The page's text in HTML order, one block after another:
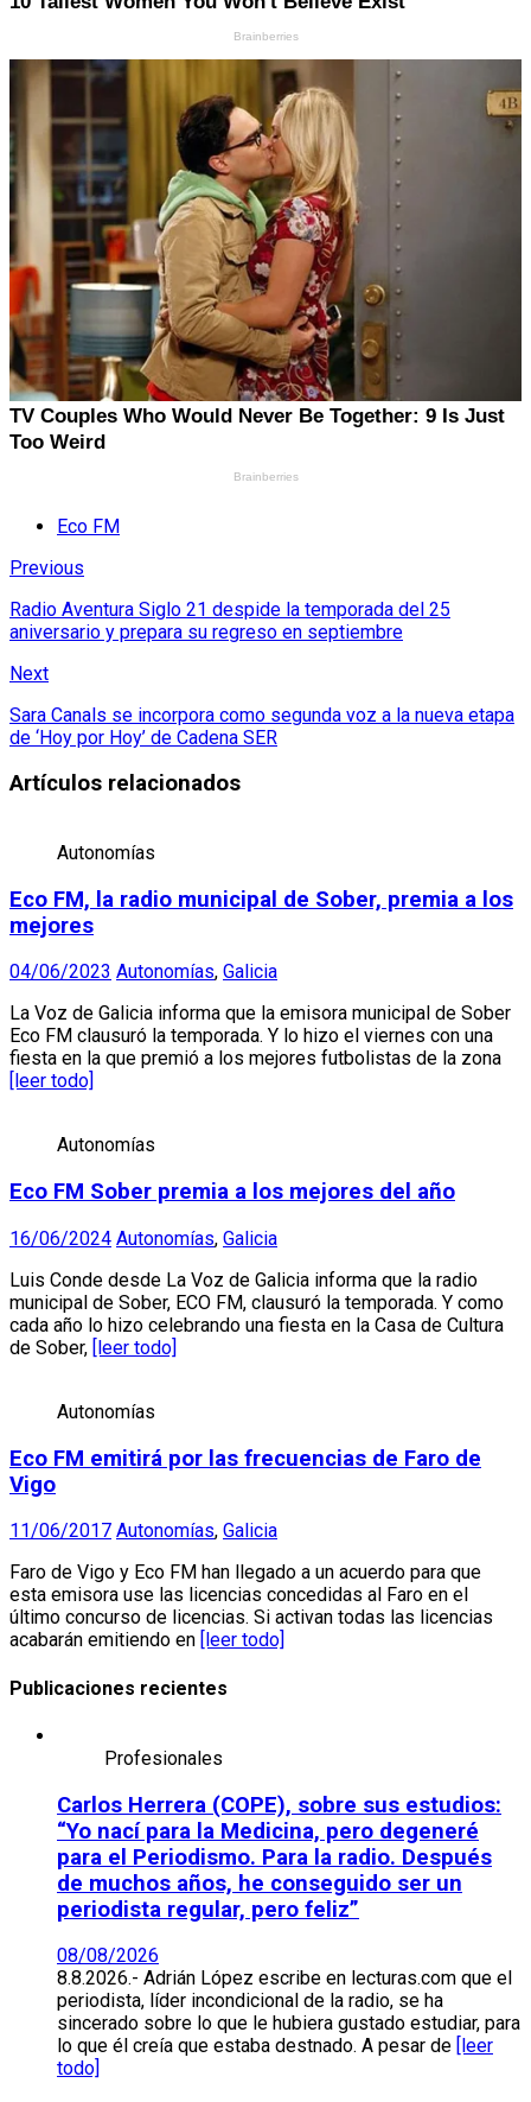
Eco FM
Previous
Radio Aventura Siglo 21 despide la temporada del 25
aniversario y prepara su regreso en septiembre
Next
Sara Canals se incorpora como segunda voz a la nueva etapa
de ‘Hoy por Hoy’ de Cadena SER
Artículos relacionados
Autonomías
Eco FM, la radio municipal de Sober, premia a los
mejores
04/06/2023 Autonomías, Galicia
La Voz de Galicia informa que la emisora municipal de Sober
Eco FM clausuró la temporada. Y lo hizo el viernes con una
fiesta en la que premió a los mejores futbolistas de la zona
[leer todo]
Autonomías
Eco FM Sober premia a los mejores del año
16/06/2024 Autonomías, Galicia
Luis Conde desde La Voz de Galicia informa que la radio
municipal de Sober, ECO FM, clausuró la temporada. Y como
cada año lo hizo celebrando una fiesta en la Casa de Cultura
de Sober, [leer todo]
Autonomías
Eco FM emitirá por las frecuencias de Faro de
Vigo
11/06/2017 Autonomías, Galicia
Faro de Vigo y Eco FM han llegado a un acuerdo para que
esta emisora use las licencias concedidas al Faro en el
último concurso de licencias. Si activan todas las licencias
acabarán emitiendo en
[leer todo]
Publicaciones recientes
Profesionales
Carlos Herrera (COPE), sobre sus estudios:
“Yo nací para la Medicina, pero degeneré
para el Periodismo. Para la radio. Después
de muchos años, he conseguido ser un
periodista regular, pero feliz”
08/08/2026
8.8.2026.- Adrián López escribe en lecturas.com que el
periodista, líder incondicional de la radio, se ha
sincerado sobre lo que le hubiera gustado estudiar, para
lo que él creía que estaba destnado. A pesar de
[leer
todo]